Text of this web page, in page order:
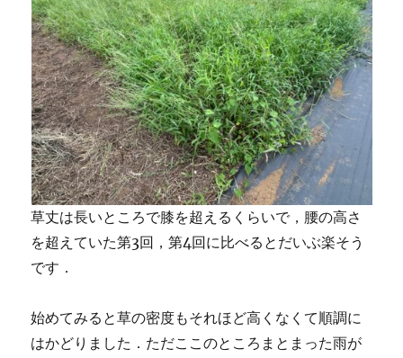
草丈は長いところで膝を超えるくらいで，腰の高さ
を超えていた第3回，第4回に比べるとだいぶ楽そう
です．
始めてみると草の密度もそれほど高くなくて順調に
はかどりました．ただここのところまとまった雨が